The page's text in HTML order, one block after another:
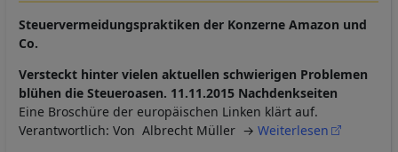
Steuervermeidungspraktiken der Konzerne Amazon und
Co.
Versteckt hinter vielen aktuellen schwierigen Problemen
blühen die Steueroasen. 11.11.2015 Nachdenkseiten
Eine Broschüre der europäischen Linken klärt auf.
Verantwortlich: Von Albrecht Müller → Weiterlesen